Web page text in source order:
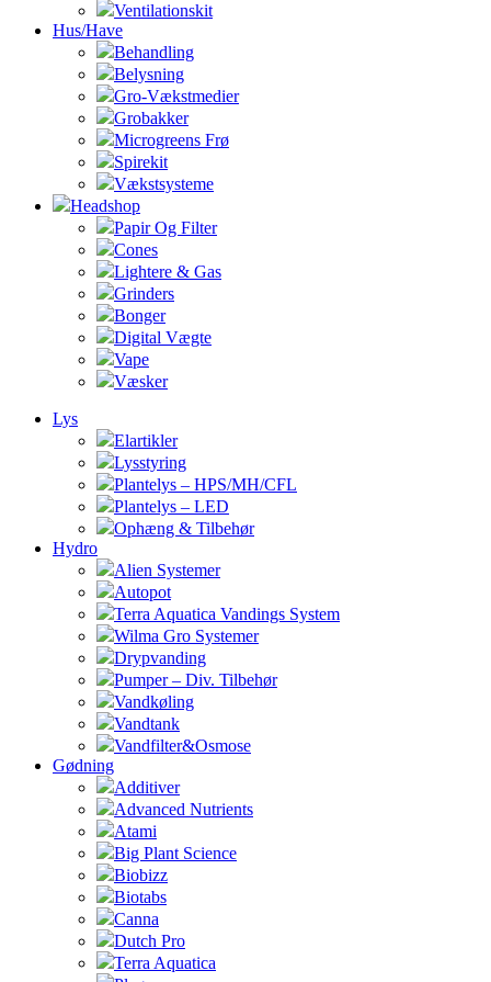
Ventilationskit
Hus/Have
Behandling
Belysning
Gro-Vækstmedier
Grobakker
Microgreens Frø
Spirekit
Vækstsysteme
Headshop
Papir Og Filter
Cones
Lightere & Gas
Grinders
Bonger
Digital Vægte
Vape
Væsker
Lys
Elartikler
Lysstyring
Plantelys – HPS/MH/CFL
Plantelys – LED
Ophæng & Tilbehør
Hydro
Alien Systemer
Autopot
Terra Aquatica Vandings System
Wilma Gro Systemer
Drypvanding
Pumper – Div. Tilbehør
Vandkøling
Vandtank
Vandfilter&Osmose
Gødning
Additiver
Advanced Nutrients
Atami
Big Plant Science
Biobizz
Biotabs
Canna
Dutch Pro
Terra Aquatica